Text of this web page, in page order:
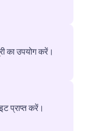
का उपयोग करें।
प्राप्त करें।